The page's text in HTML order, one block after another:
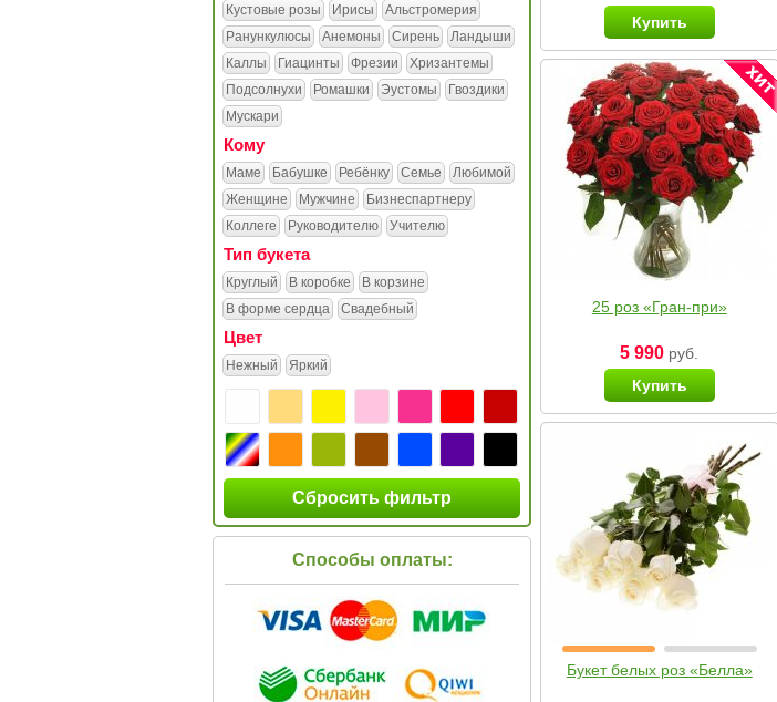
Кустовые розы
Ирисы
Альстромерия
Ранункулюсы
Анемоны Сирень
Ландыши
Каллы
Гиацинты Фрезии
Хризантемы
Подсолнухи
Ромашки Эустомы
Гвоздики
Мускари
Кому
Маме Бабушке Ребёнку Семье
Любимой
Женщине
Мужчине
Бизнеспартнеру
Коллеге
Руководителю Учителю
Тип букета
Круглый В коробке
В корзине
В форме сердца
Свадебный
Цвет
Нежный Яркий
Сбросить фильтр
Способы оплаты:
Купить
25 роз «Гран-при»
5 990 руб.
Купить
Букет белых роз «Белла»